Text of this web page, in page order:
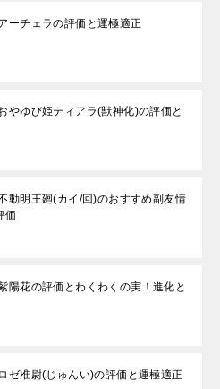
ーチェラの評価と運極適正
やゆび姫ティアラ(獣神化)の評価と
動明王廻(カイ/回)のおすすめ副友情
価
陽花の評価とわくわくの実！進化と
ゼ准尉(じゅんい)の評価と運極適正